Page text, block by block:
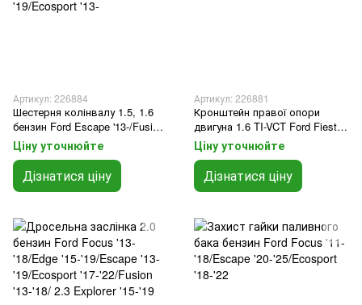
Артикул: 226884
Шестерня колінвалу 1.5, 1.6
бензин Ford Escape '13-/Fusion
'12-/Fiesta '98-/Kuga '12-/Mondeo
'07-/Focus '98-/C-Max '03-
'19/Ecosport '13-
Ціну уточнюйте
Дізнатися ціну
Артикул: 226881
Кронштейн правої опори
двигуна 1.6 TI-VCT Ford Fiesta
'10-'19
Ціну уточнюйте
Дізнатися ціну